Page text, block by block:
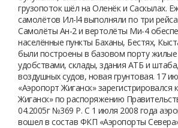
грузопоток шёл на Оленёк и Саскылах.
самолётов Ил-l4 выполняли по три
Самолёты Ан-2 и вертолёты Ми-4
населённые пункты Баханы, Бестях,
были построены в базовом порту
удобствами, склады, здания АТБ и
воздушных судов, новая грунтовая. 17
«Аэропорт Жиганск»
Жиганск» по распоряжению
04.2005г №369 Р. С 1 июля 2008 года
вошел в состав ФКП «Аэропорты